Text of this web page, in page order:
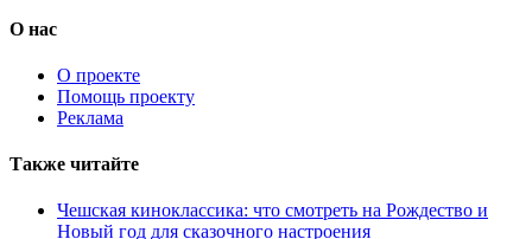
О нас
О проекте
Помощь проекту
Реклама
Также читайте
Чешская киноклассика: что смотреть на Рождество и
Новый год для сказочного настроения